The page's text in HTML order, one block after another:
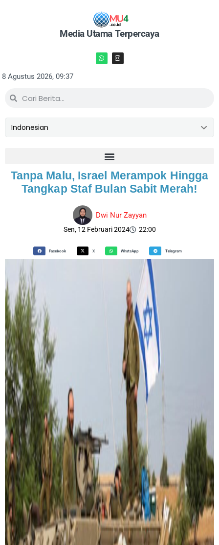
Media Utama Terpercaya
8 Agustus 2026, 09:37
Tanpa Malu, Israel Merampok Hingga
Tangkap Staf Bulan Sabit Merah!
Dwi Nur Zayyan
Sen, 12 Februari 2024 22:00
Facebook X WhatsApp Telegram